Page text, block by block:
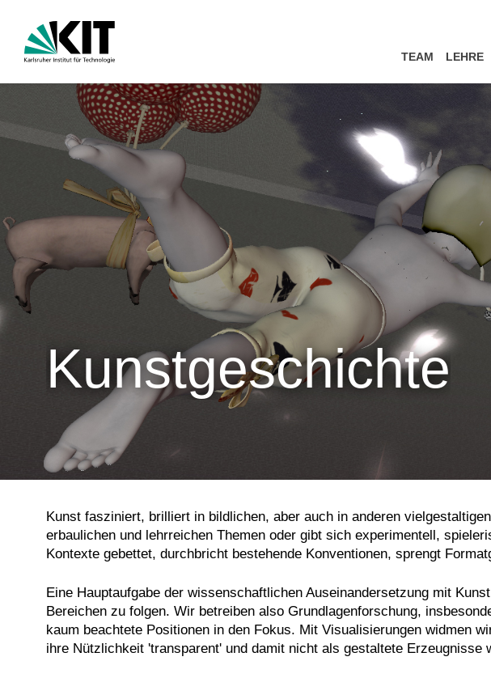
TEAM LEHRE
Kunstgeschichte
Kunst fasziniert, brilliert in bildlichen, aber auch in anderen
erbaulichen und lehrreichen Themen oder gibt sich experimentell,
Kontexte gebettet, durchbricht bestehende Konventionen, sprengt
Eine Hauptaufgabe der wissenschaftlichen Auseinandersetzung mit
Bereichen zu folgen. Wir betreiben also Grundlagenforschung,
kaum beachtete Positionen in den Fokus. Mit Visualisierungen widmen
ihre Nützlichkeit 'transparent' und damit nicht als gestaltete